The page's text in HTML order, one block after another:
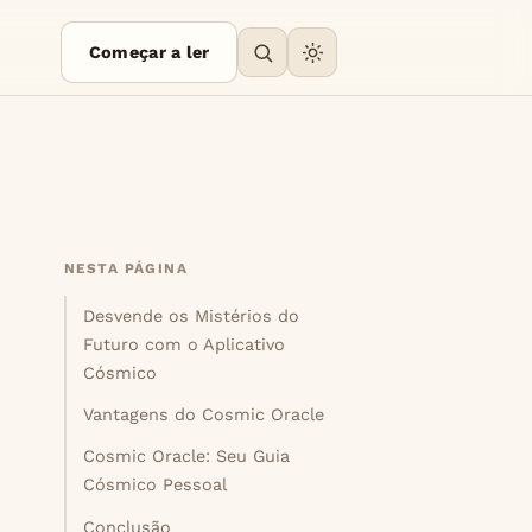
Começar a ler
NESTA PÁGINA
Desvende os Mistérios do
Futuro com o Aplicativo
Cósmico
Vantagens do Cosmic Oracle
Cosmic Oracle: Seu Guia
Cósmico Pessoal
Conclusão